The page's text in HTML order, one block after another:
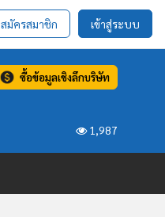
สมัครสมาชิก เข้าสู่ระบบ
ซื้อข้อมูลเชิงลึกบริษัท
1,987